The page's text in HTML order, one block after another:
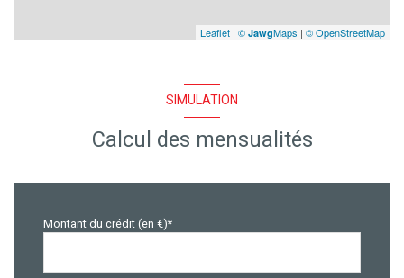
quartier Agglomeration Leaflet | © JawgMaps | © OpenStreetMap
SIMULATION
Calcul des mensualités
Montant du crédit (en €)*